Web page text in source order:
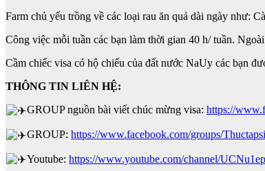
Farm chủ yếu trồng về các loại rau ăn quả dài ngày như:
Công việc mỗi tuần các bạn làm thời gian 40 h/ tuần.
Cầm chiếc visa có hộ chiếu của đất nước NaUy các bạn
THÔNG TIN LIÊN HỆ:
GROUP nguồn bài viết chúc mừng visa:https://
GROUP:https://www.facebook.com/groups/
Youtube:https://www.youtube.com/channel/